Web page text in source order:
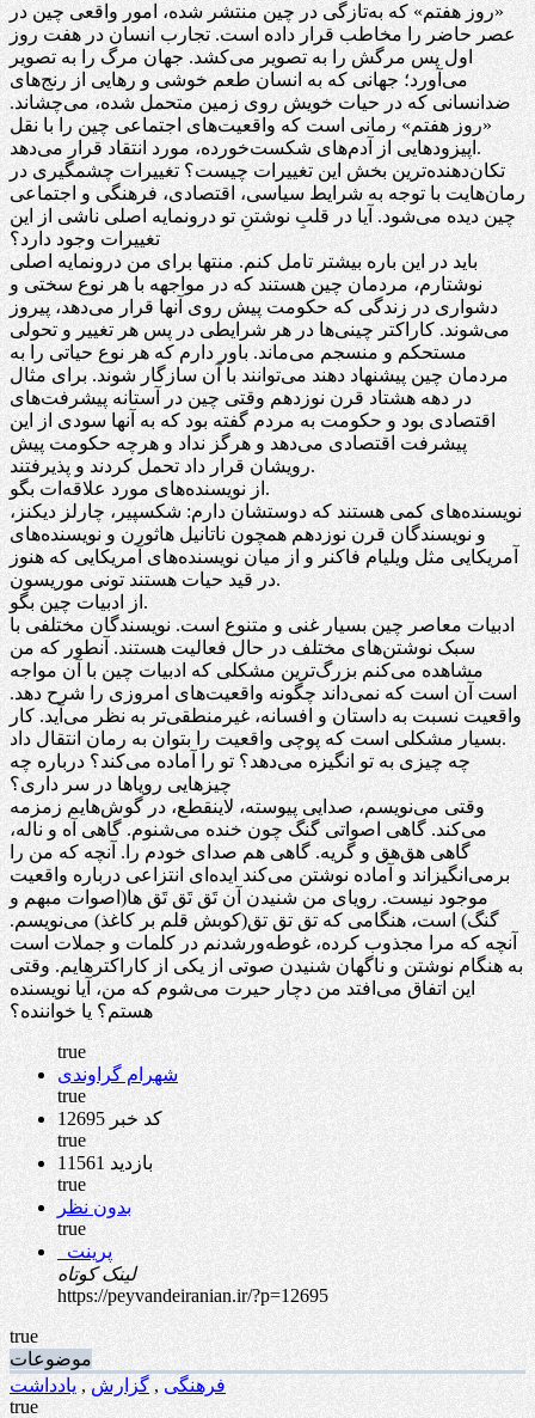
«روز هفتم» که به‌تازگی در چین منتشر شده، امور واقعی چین در
عصر حاضر را مخاطب قرار داده است. تجارب انسان در هفت روز
اول پس مرگش را به تصویر می‌کشد. جهان مرگ را به تصویر
می‌آورد؛ جهانی که به انسان طعم خوشی و رهایی از رنج‌های
ضدانسانی که در حیات خویش روی زمین متحمل شده، می‌چشاند.
«روز هفتم» رمانی است که واقعیت‌های اجتماعی چین را با نقل
اپیزودهایی از آدم‌های شکست‌خورده، مورد انتقاد قرار می‌دهد.
تکان‌دهنده‌ترین بخش این تغییرات چیست؟ تغییرات چشمگیری در
رمان‌هایت با توجه به شرایط سیاسی، اقتصادی، فرهنگی و اجتماعی
چین دیده می‌شود. آیا در قلبِ نوشتنِ تو درونمایه اصلی ناشی از این
تغییرات وجود دارد؟
باید در این باره بیشتر تامل کنم. منتها برای من درونمایه اصلی
نوشتارم، مردمان چین هستند که در مواجهه با هر نوع سختی و
دشواری در زندگی که حکومت پیش روی آنها قرار می‌دهد، پیروز
می‌شوند. کاراکتر چینی‌ها در هر شرایطی در پس هر تغییر و تحولی
مستحکم و منسجم می‌ماند. باور دارم که هر نوع حیاتی را به
مردمان چین پیشنهاد دهند می‌توانند با آن سازگار شوند. برای مثال
در دهه هشتاد قرن نوزدهم وقتی چین در آستانه پیشرفت‌های
اقتصادی بود و حکومت به مردم گفته بود که به آنها سودی از این
پیشرفت اقتصادی می‌دهد و هرگز نداد و هرچه حکومت پیش
رویشان قرار داد تحمل کردند و پذیرفتند.
از نویسنده‌های مورد علاقه‌ات بگو.
نویسنده‌های کمی هستند که دوستشان دارم: شکسپیر، چارلز دیکنز،
و نویسندگان قرن نوزدهم همچون ناتانیل هاثورن و نویسنده‌های
آمریکایی مثل ویلیام فاکنر و از میان نویسنده‌های آمریکایی که هنوز
در قید حیات هستند تونی موریسون.
از ادبیات چین بگو.
ادبیات معاصر چین بسیار غنی و متنوع است. نویسندگان مختلفی با
سبک نوشتن‌های مختلف در حال فعالیت هستند. آنطور که من
مشاهده می‌کنم بزرگ‌ترین مشکلی که ادبیات چین با آن مواجه
است آن است که نمی‌داند چگونه واقعیت‌های امروزی را شرح دهد.
واقعیت نسبت به داستان و افسانه، غیرمنطقی‌تر به نظر می‌آید. کار
بسیار مشکلی است که پوچی واقعیت را بتوان به رمان انتقال داد.
چه چیزی به تو انگیزه می‌دهد؟ تو را آماده می‌کند؟ درباره چه
چیزهایی رویاها در سر داری؟
وقتی می‌نویسم، صدایی پیوسته، لاینقطع، در گوش‌هایم زمزمه
می‌کند. گاهی اصواتی گنگ چون خنده می‌شنوم. گاهی آه و ناله،
گاهی هق‌هق و گریه. گاهی هم صدای خودم را. آنچه که من را
برمی‌انگیزاند و آماده نوشتن می‌کند ایده‌ای انتزاعی درباره واقعیت
موجود نیست. رویای من شنیدن آن تَق تَق تَق ها(اصوات مبهم و
گنگ) است، هنگامی که تق تق تق(کوبش قلم بر کاغذ) می‌نویسم.
آنچه که مرا مجذوب کرده، غوطه‌ورشدنم در کلمات و جملات است
به هنگام نوشتن و ناگهان شنیدن صوتی از یکی از کاراکترهایم. وقتی
این اتفاق می‌افتد من دچار حیرت می‌شوم که من، آیا نویسنده
هستم؟ یا خواننده؟
true
شهرام گراوندی
true
کد خبر 12695
true
11561 بازدید
true
بدون نظر
true
پرینت
لینک کوتاه
https://peyvandeiranian.ir/?p=12695
true
موضوعات
فرهنگی , گزارش , یادداشت
true